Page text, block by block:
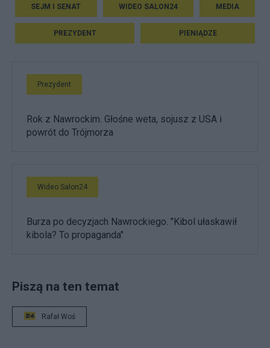
SEJM I SENAT WIDEO SALON24 MEDIA
PREZYDENT PIENIĄDZE
Prezydent
Rok z Nawrockim. Głośne weta, sojusz z USA i
powrót do Trójmorza
Wideo Salon24
Burza po decyzjach Nawrockiego. "Kibol ułaskawił
kibola? To propaganda"
Piszą na ten temat
Rafał Woś